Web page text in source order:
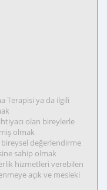
Terapisi ya da ilgili
olan bireylerle
olmak
değerlendirme
sahip olmak
hizmetleri verebilen
açık ve mesleki